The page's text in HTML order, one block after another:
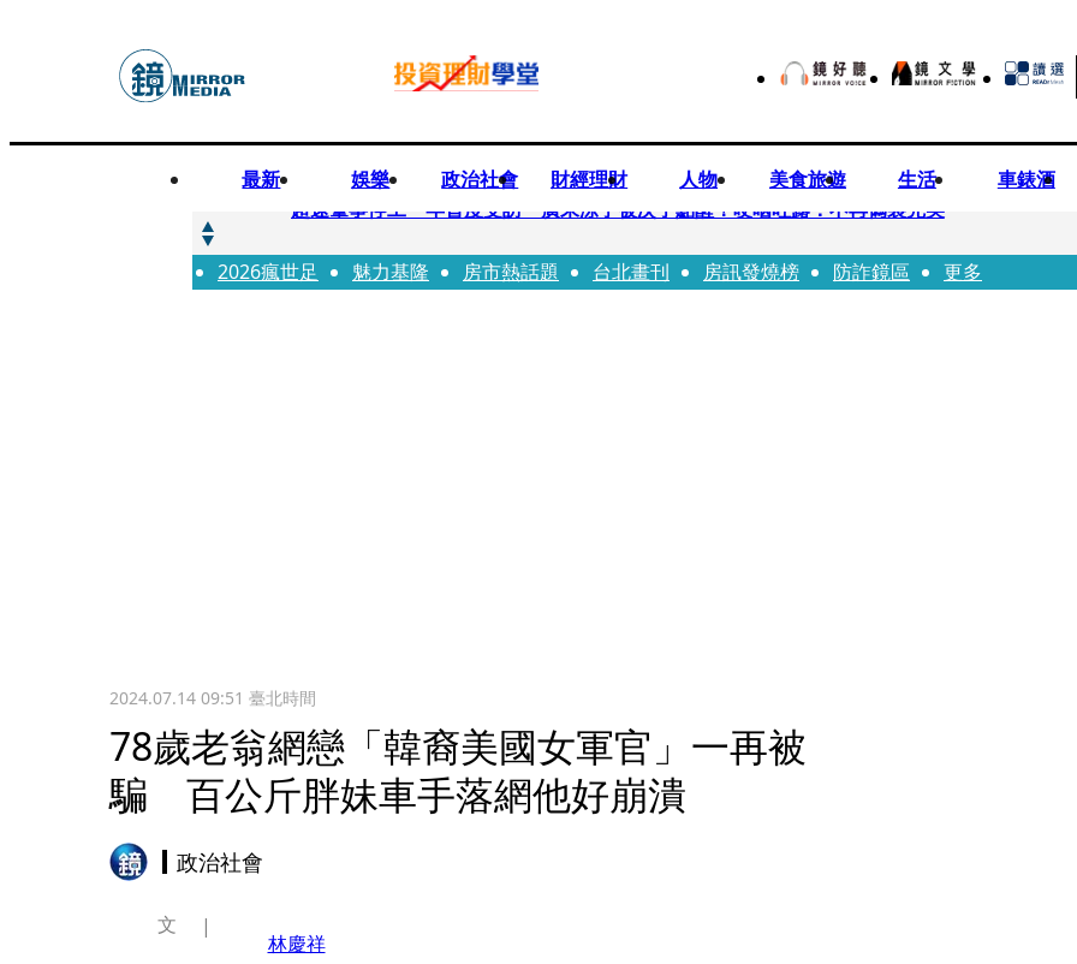
最新 娛樂 政治社會 財經理財 人物 美食旅遊 生活 車錶酒
快訊
超速肇事停工一年首度受訪 廣末涼子被次子點醒！哽咽吐露：不再偽裝完美
快訊
暗黑界轉戰科技圈！前AV女優當工程師 接單「網站製作」
2026瘋世足 魅力基隆 房市熱話題 台北畫刊 房訊發燒榜 防詐鏡區 更多
2024.07.14 09:51 臺北時間
78歲老翁網戀「韓裔美國女軍官」一再被
騙 百公斤胖妹車手落網他好崩潰
政治社會
文
林慶祥